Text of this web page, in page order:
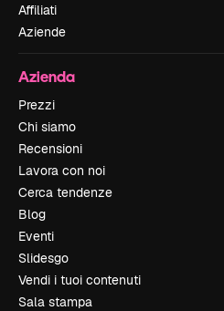
Affiliati
Aziende
Azienda
Prezzi
Chi siamo
Recensioni
Lavora con noi
Cerca tendenze
Blog
Eventi
Slidesgo
Vendi i tuoi contenuti
Sala stampa